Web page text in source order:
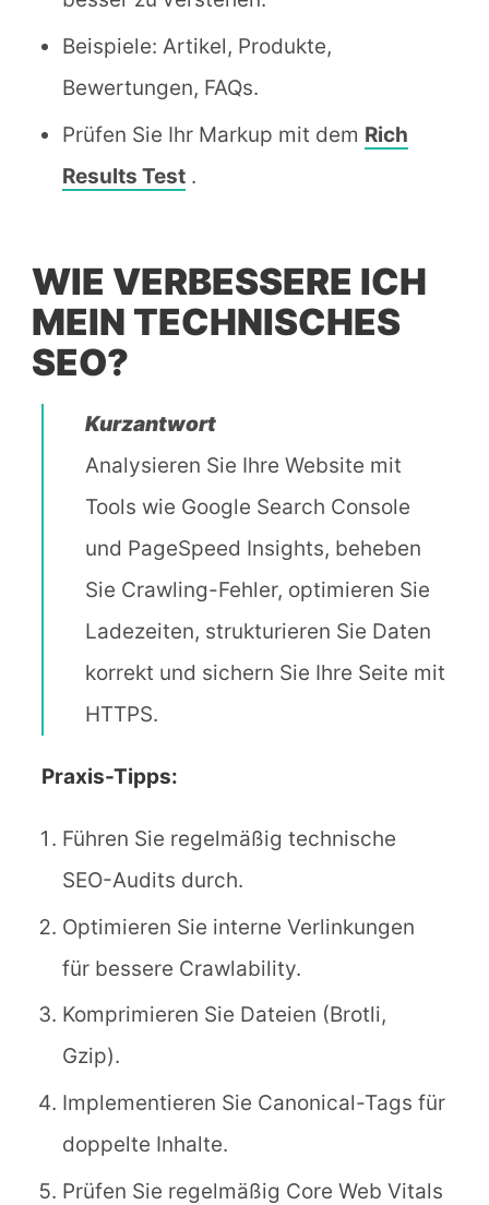
Beispiele: Artikel, Produkte,
Bewertungen, FAQs.
Prüfen Sie Ihr Markup mit dem Rich
Results Test .
WIE VERBESSERE ICH
MEIN TECHNISCHES
SEO?
Kurzantwort
Analysieren Sie Ihre Website mit
Tools wie Google Search Console
und PageSpeed Insights, beheben
Sie Crawling-Fehler, optimieren Sie
Ladezeiten, strukturieren Sie Daten
korrekt und sichern Sie Ihre Seite mit
HTTPS.
Praxis-Tipps:
Führen Sie regelmäßig technische
SEO-Audits durch.
Optimieren Sie interne Verlinkungen
für bessere Crawlability.
Komprimieren Sie Dateien (Brotli,
Gzip).
Implementieren Sie Canonical-Tags für
doppelte Inhalte.
Prüfen Sie regelmäßig Core Web Vitals